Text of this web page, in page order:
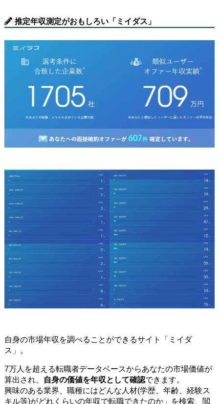
推定年収測定がおもしろい「ミイダス」
自身の市場年収を調べることができるサイト「ミイダ
ス」。
7万人を超える転職者データベースからあなたの市場価値が
算出され、
自身の価値を年収として確認できます。
興味のある業界、職種にはどんな人材(学歴、年齢、経験ス
キル等)がどれくらいの年収で転職できたのか」を検索、閲